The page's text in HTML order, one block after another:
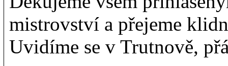
mistrovství a přejeme
Uvidíme se v Trutnově,